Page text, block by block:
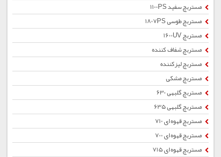
مستربچ سفید 1100PS
مستربچ طوسی 1807PS
مستربچ 1600UV
مستربچ شفاف کننده
مستربچ لیزکننده
مستربچ مشکی
مستربچ گلبهی 630
مستربچ گلبهی 635
مستربچ قهوه ای 710
مستربچ قهوه ای 700
مستربچ قهوه ای 715